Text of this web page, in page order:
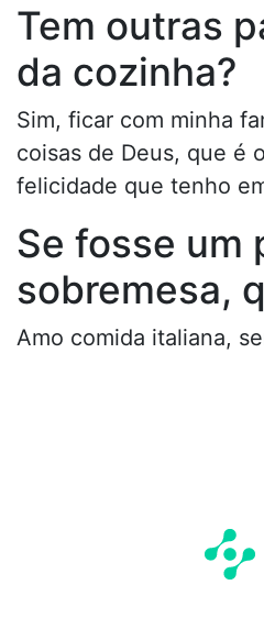
Tem outras
da cozinha?
Sim, ficar com minha
coisas de Deus, que é
felicidade que tenho
Se fosse um
sobremesa,
Amo comida italiana,